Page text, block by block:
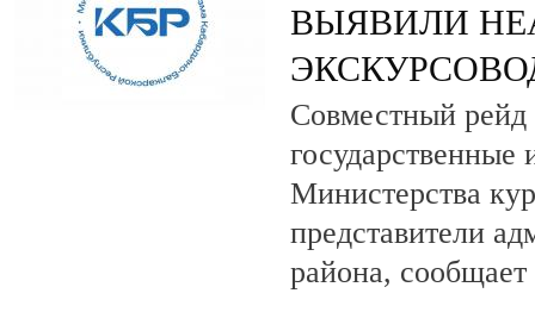
ВЫЯВИЛИ
Совместный рейд
государственные
Министерства
представители
района,